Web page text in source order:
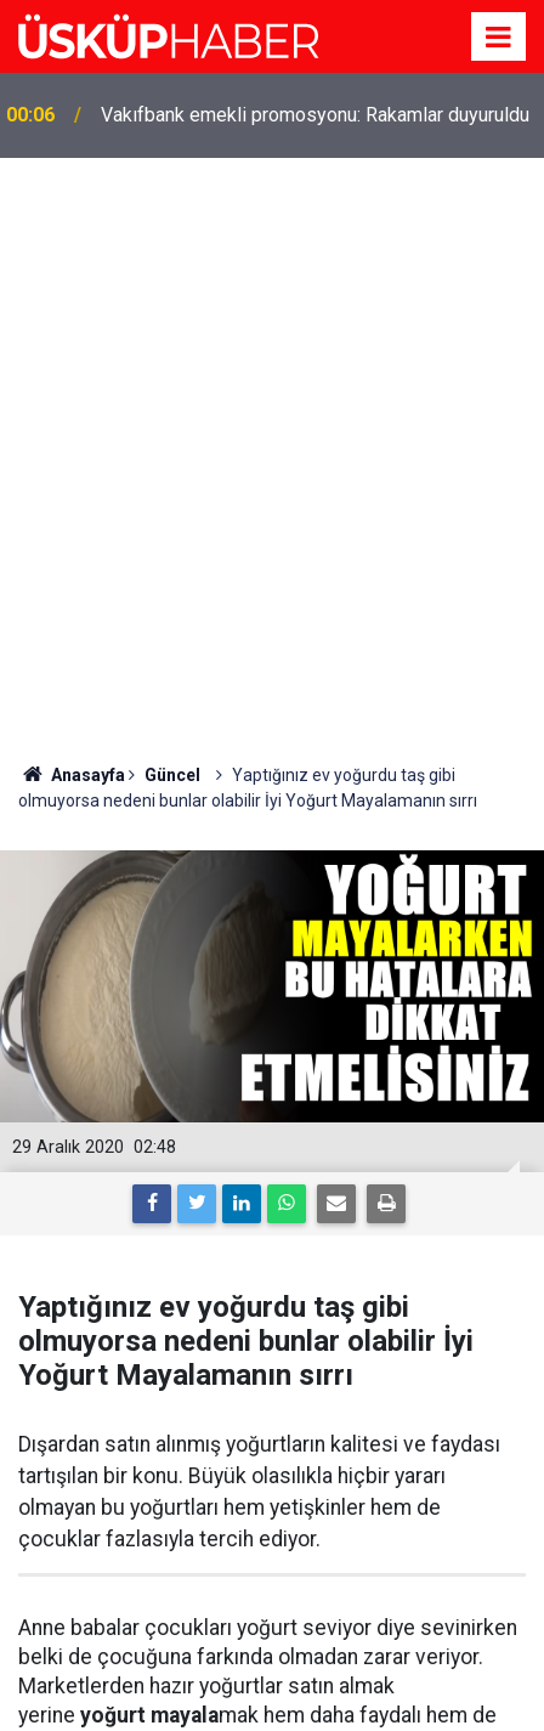
19:21
Gözde oldu! Hem köy hem mahalle hayatı iç içe!
İzmir'deki doğal semt
Anasayfa Güncel
Yaptığınız ev yoğurdu taş gibi
olmuyorsa nedeni bunlar olabilir İyi Yoğurt Mayalamanın sırrı
02:48
29 Aralık 2020
Yaptığınız ev yoğurdu taş gibi
olmuyorsa nedeni bunlar olabilir İyi
Yoğurt Mayalamanın sırrı
Dışardan satın alınmış yoğurtların kalitesi ve faydası
tartışılan bir konu. Büyük olasılıkla hiçbir yararı
olmayan bu yoğurtları hem yetişkinler hem de
çocuklar fazlasıyla tercih ediyor.
Anne babalar çocukları yoğurt seviyor diye sevinirken
belki de çocuğuna farkında olmadan zarar veriyor.
Marketlerden hazır yoğurtlar satın almak
yerine yoğurt mayalamak hem daha faydalı hem de